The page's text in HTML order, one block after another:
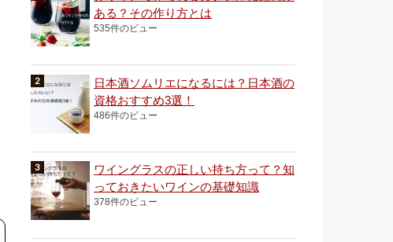
ある？その作り方とは
535件のビュー
日本酒ソムリエになるには？日本酒の
資格おすすめ3選！
486件のビュー
ワイングラスの正しい持ち方って？知
っておきたいワインの基礎知識
378件のビュー